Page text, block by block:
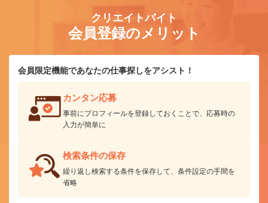
クリエイトバイト
会員登録のメリット
会員限定機能であなたの仕事探しをアシスト！
カンタン応募
事前にプロフィールを登録しておくことで、応募時の
入力が簡単に
検索条件の保存
繰り返し検索する条件を保存して、条件設定の手間を
省略